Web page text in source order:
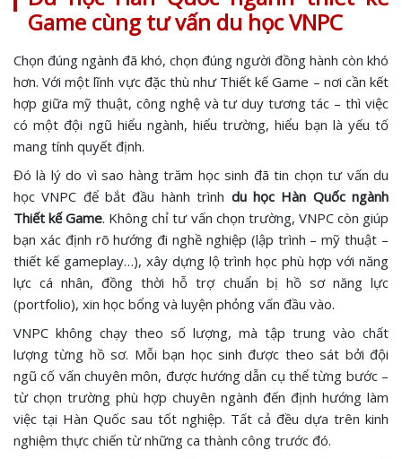
Game cùng tư vấn du học VNPC
Chọn đúng ngành đã khó, chọn đúng người đồng hành còn khó
hơn. Với một lĩnh vực đặc thù như Thiết kế Game – nơi cần kết
hợp giữa mỹ thuật, công nghệ và tư duy tương tác – thì việc
có một đội ngũ hiểu ngành, hiểu trường, hiểu bạn là yếu tố
mang tính quyết định.
Đó là lý do vì sao hàng trăm học sinh đã tin chọn tư vấn du
học VNPC để bắt đầu hành trình du học Hàn Quốc ngành
Thiết kế Game. Không chỉ tư vấn chọn trường, VNPC còn giúp
bạn xác định rõ hướng đi nghề nghiệp (lập trình – mỹ thuật –
thiết kế gameplay…), xây dựng lộ trình học phù hợp với năng
lực cá nhân, đồng thời hỗ trợ chuẩn bị hồ sơ năng lực
(portfolio), xin học bổng và luyện phỏng vấn đầu vào.
VNPC không chạy theo số lượng, mà tập trung vào chất
lượng từng hồ sơ. Mỗi bạn học sinh được theo sát bởi đội
ngũ cố vấn chuyên môn, được hướng dẫn cụ thể từng bước –
từ chọn trường phù hợp chuyên ngành đến định hướng làm
việc tại Hàn Quốc sau tốt nghiệp. Tất cả đều dựa trên kinh
nghiệm thực chiến từ những ca thành công trước đó.